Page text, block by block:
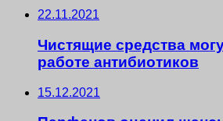
22.11.2021
Чистящие средства
работе антибиотиков
15.12.2021